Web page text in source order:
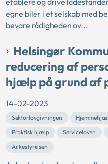
egne biler i et selskab med
bevare rådigheden ov...
Helsingør
reducering af
hjælp på grund af
14-02-2023
Sektorlovgivningen
Praktisk hjælp
Serviceloven
Ankestyrelsen